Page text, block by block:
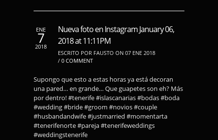
ENE
7
2018
Nueva foto en Instagram January 06,
2018 at 11:11PM
ESCRITO POR FAUSTO ON 07 ENE 2018
/ 0 COMMENT
Supongo que esto a estas horas ya está decoran
una pared… en grande… Que guapetes son eh? Más
por dentro! #tenerife #islascanarias #bodas #boda
#wedding #bride #groom #novios #couple
#husbandandwife #justmarried #momentarta
#tenerifenorte #pareja #tenerifeweddings
#weddingstenerife